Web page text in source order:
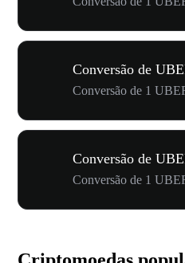
Conversão de
Conversão de 1
Conversão de
Conversão de 1